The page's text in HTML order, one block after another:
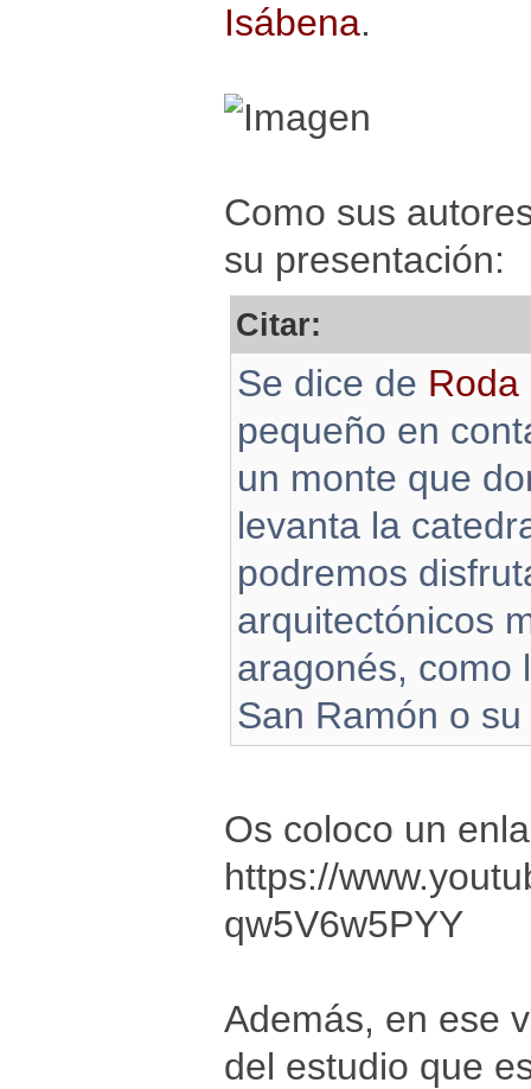
Isábena.
Como sus
su presentación:
Citar:
Se dice de
pequeño en
un monte que
levanta la
podremos
arquitectónicos
aragonés, como
San Ramón o
Os coloco un
https://
qw5V6w5PYY
Además, en ese
del estudio que